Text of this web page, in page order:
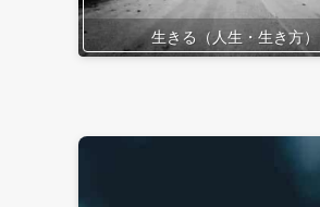
生きる（人生・生き方）